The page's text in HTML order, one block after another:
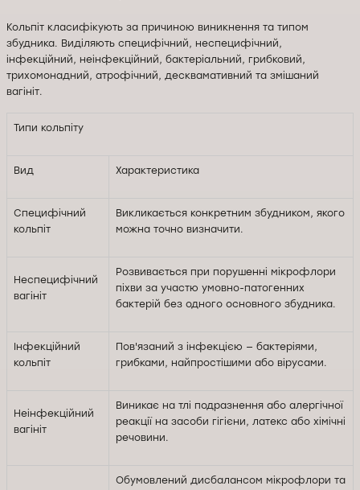
Кольпіт класифікують за причиною виникнення та типом
збудника. Виділяють специфічний, неспецифічний,
інфекційний, неінфекційний, бактеріальний, грибковий,
трихомонадний, атрофічний, десквамативний та змішаний
вагініт.
Типи кольпіту
Вид Характеристика
Специфічний
кольпіт
Викликається конкретним збудником, якого
можна точно визначити.
Неспецифічний
вагініт
Розвивається при порушенні мікрофлори
піхви за участю умовно-патогенних
бактерій без одного основного збудника.
Інфекційний
кольпіт
Пов'язаний з інфекцією — бактеріями,
грибками, найпростішими або вірусами.
Неінфекційний
вагініт
Виникає на тлі подразнення або алергічної
реакції на засоби гігієни, латекс або хімічні
речовини.
Обумовлений дисбалансом мікрофлори та